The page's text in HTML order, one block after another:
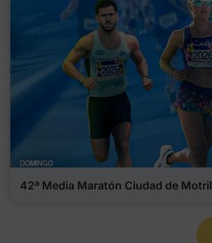
42ª Media Maratón Ciudad de Motril